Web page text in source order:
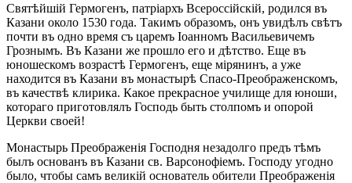
Святѣйшій Гермогенъ, патріархъ Всероссійскій, родился въ
Казани около 1530 года. Такимъ образомъ, онъ увидѣлъ свѣтъ
почти въ одно время съ царемъ Іоанномъ Васильевичемъ
Грознымъ. Въ Казани же прошло его и дѣтство. Еще въ
юношескомъ возрастѣ Гермогенъ, еще мірянинъ, а уже
находится въ Казани въ монастырѣ Спасо-Преображенскомъ,
въ качествѣ клирика. Какое прекрасное училище для юноши,
котораго приготовлялъ Господь быть столпомъ и опорой
Церкви своей!
Монастырь Преображенія Господня незадолго предъ тѣмъ
былъ основанъ въ Казани св. Варсонофіемъ. Господу угодно
было, чтобы самъ великій основатель обители Преображенія